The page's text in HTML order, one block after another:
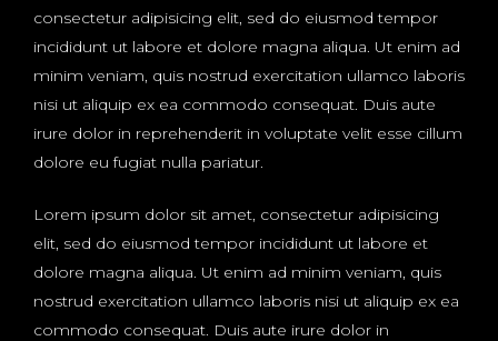
consectetur adipisicing elit, sed do eiusmod tempor
incididunt ut labore et dolore magna aliqua. Ut enim ad
minim veniam, quis nostrud exercitation ullamco laboris
nisi ut aliquip ex ea commodo consequat. Duis aute
irure dolor in reprehenderit in voluptate velit esse cillum
dolore eu fugiat nulla pariatur.
Lorem ipsum dolor sit amet, consectetur adipisicing
elit, sed do eiusmod tempor incididunt ut labore et
dolore magna aliqua. Ut enim ad minim veniam, quis
nostrud exercitation ullamco laboris nisi ut aliquip ex ea
commodo consequat. Duis aute irure dolor in